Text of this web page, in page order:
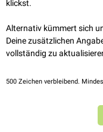
Pschyrembel -
23.12.2021
klickst.
Alternativ kümmert sich
Deine zusätzlichen
vollständig zu
500 Zeichen verbleibend.